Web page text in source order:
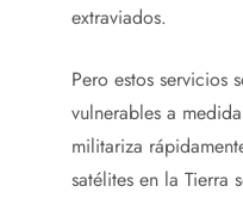
extraviados.
Pero estos servicios
vulnerables a
militariza
satélites en la Tierra